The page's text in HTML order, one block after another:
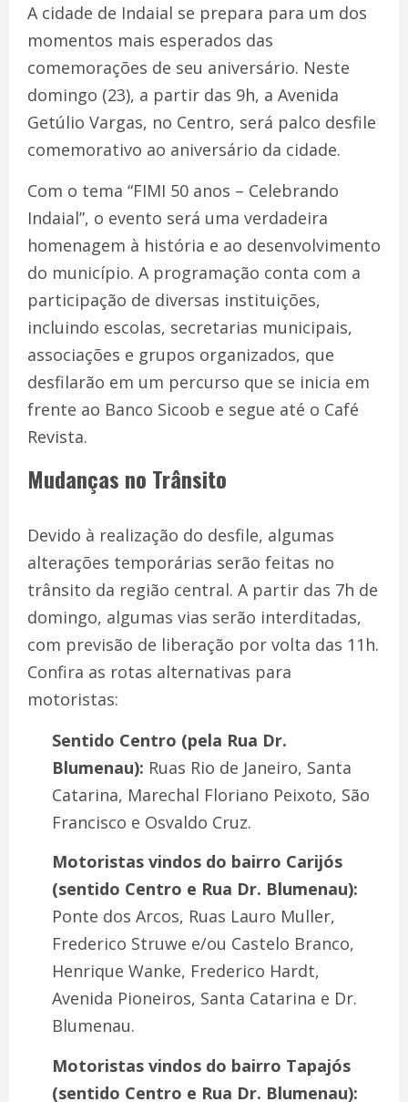
A cidade de Indaial se prepara para um dos
momentos mais esperados das
comemorações de seu aniversário. Neste
domingo (23), a partir das 9h, a Avenida
Getúlio Vargas, no Centro, será palco desfile
comemorativo ao aniversário da cidade.
Com o tema “FIMI 50 anos – Celebrando
Indaial”, o evento será uma verdadeira
homenagem à história e ao desenvolvimento
do município. A programação conta com a
participação de diversas instituições,
incluindo escolas, secretarias municipais,
associações e grupos organizados, que
desfilarão em um percurso que se inicia em
frente ao Banco Sicoob e segue até o Café
Revista.
Mudanças no Trânsito
Devido à realização do desfile, algumas
alterações temporárias serão feitas no
trânsito da região central. A partir das 7h de
domingo, algumas vias serão interditadas,
com previsão de liberação por volta das 11h.
Confira as rotas alternativas para
motoristas:
Sentido Centro (pela Rua Dr.
Blumenau): Ruas Rio de Janeiro, Santa
Catarina, Marechal Floriano Peixoto, São
Francisco e Osvaldo Cruz.
Motoristas vindos do bairro Carijós
(sentido Centro e Rua Dr. Blumenau):
Ponte dos Arcos, Ruas Lauro Muller,
Frederico Struwe e/ou Castelo Branco,
Henrique Wanke, Frederico Hardt,
Avenida Pioneiros, Santa Catarina e Dr.
Blumenau.
Motoristas vindos do bairro Tapajós
(sentido Centro e Rua Dr. Blumenau):